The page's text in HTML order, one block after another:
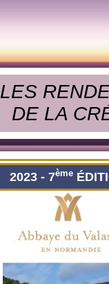
LES
DE LA
2023 - 7ème